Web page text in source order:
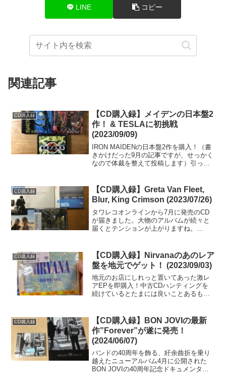
LINE コピー
関連記事
CD購入録
【CD購入録】メイデンの日本盤2
作！ & TESLAに初挑戦
(2023/09/09)
IRON MAIDENの日本盤2作を購入！（書
きかけだった9月の記事ですが、せっかく
なので体裁を整えて投稿します）引っ越
MAIDENの大好きなアルバム2枚の日本盤
（三...
CD購入録
【CD購入録】Greta Van Fleet,
Blur, King Crimson (2023/07/26)
タワレコオンラインから7月に発売のCD
が届きました。大物のアルバムが続々と
届くとテンションが上がりますね。
の若きクラシッ...
CD購入録
【CD購入録】Nirvanaのあのレア
盤を地元でゲット！ (2023/09/03)
地元のお店にしれっと置いてあった激レ
アEPを即購入！中古CDハンティングを
続けているとたまには良いことあるもの
盤となったため中古市場で高騰してい
る........
CD購入録
【CD購入録】BON JOVIの最新
作”Forever”が遂に発売！
(2024/06/07)
バンドの40周年を飾る、紆余曲折を乗り
越えたニューアルバム4月に公開された
BON JOVIの40周年記念ドキュメンタリ